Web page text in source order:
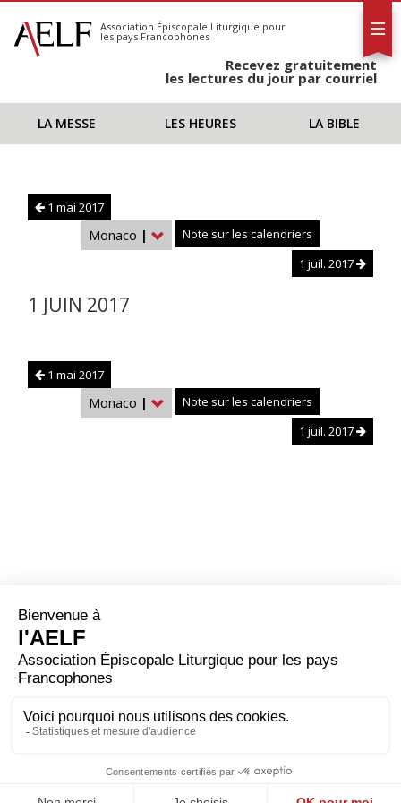
S'abonner
Calendrier
Association Épiscopale Liturgique pour
les pays Francophones
Recevez gratuitement
les lectures du jour par courriel
LA MESSE LES HEURES LA BIBLE
1 mai 2017
Monaco |
Note sur les calendriers
1 juil. 2017
1 JUIN 2017
1 mai 2017
Monaco |
Note sur les calendriers
1 juil. 2017